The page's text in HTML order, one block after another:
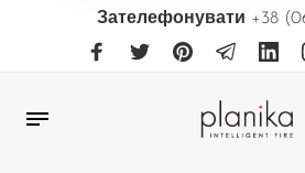
Зателефонувати +38